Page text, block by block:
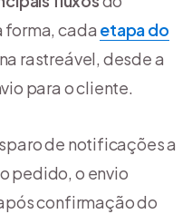
forma, cada etapa do
rastreável, desde a
para o cliente.
de notificações a
pedido, o envio
confirmação do